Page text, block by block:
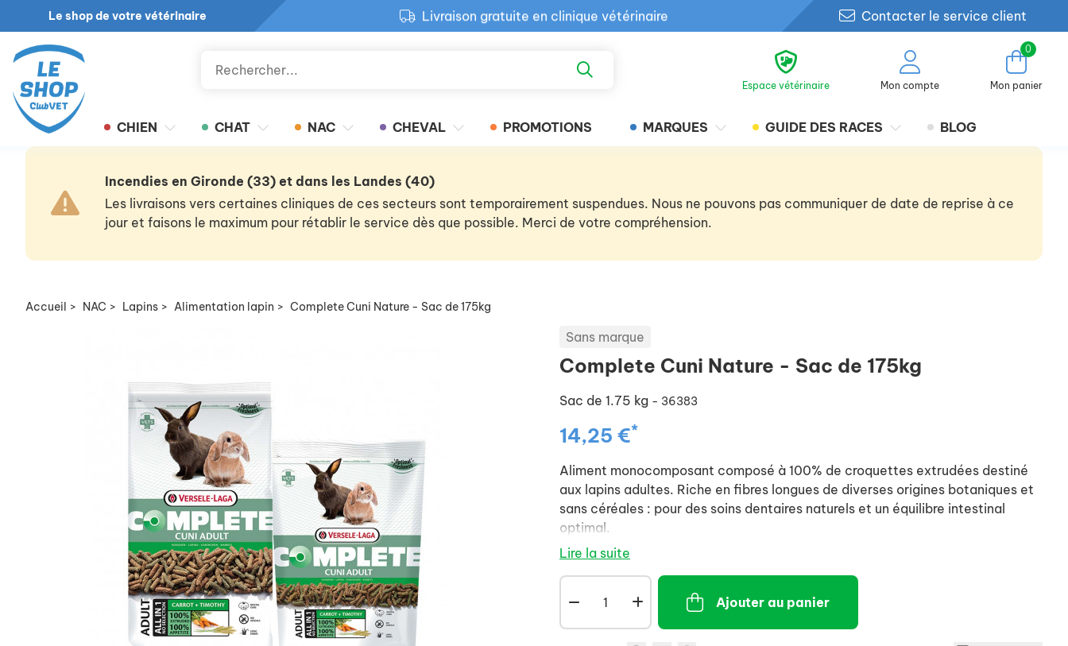
Le shop de votre vétérinaire
Livraison gratuite en clinique vétérinaire
Retour produit gratuit en clinique
Contacter le service client
Espace vétérinaire Mon compte
0
Mon panier
CHIEN CHAT NAC CHEVAL PROMOTIONS MARQUES GUIDE DES RACES BLOG
Incendies en Gironde (33) et dans les Landes (40)
Les livraisons vers certaines cliniques de ces secteurs sont temporairement suspendues. Nous ne pouvons pas communiquer de date de reprise à ce
jour et faisons le maximum pour rétablir le service dès que possible. Merci de votre compréhension.
Accueil > NAC > Lapins > Alimentation lapin > Complete Cuni Nature - Sac de 175kg
Sans marque
Complete Cuni Nature - Sac de 175kg
Sac de 1.75 kg - 36383
14,25 €*
Aliment monocomposant composé à 100% de croquettes extrudées destiné
aux lapins adultes. Riche en fibres longues de diverses origines botaniques et
sans céréales : pour des soins dentaires naturels et un équilibre intestinal
optimal.
Lire la suite
Ajouter au panier